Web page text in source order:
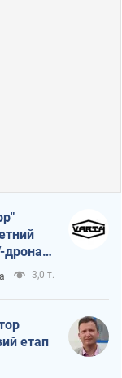
дрона,
3,0 т.
етап